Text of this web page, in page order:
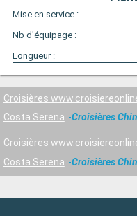
Mise en service :
Nb d'équipage :
Longueur :
Croisières
Costa Serena
Croisières
Croisières
Costa Serena
Croisières